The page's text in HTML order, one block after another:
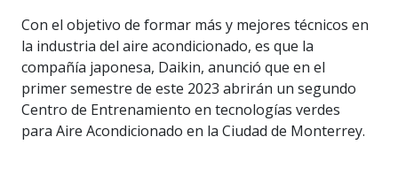
Con el objetivo de formar más y mejores técnicos en
la industria del aire acondicionado, es que la
compañía japonesa, Daikin, anunció que en el
primer semestre de este 2023 abrirán un segundo
Centro de Entrenamiento en tecnologías verdes
para Aire Acondicionado en la Ciudad de Monterrey.